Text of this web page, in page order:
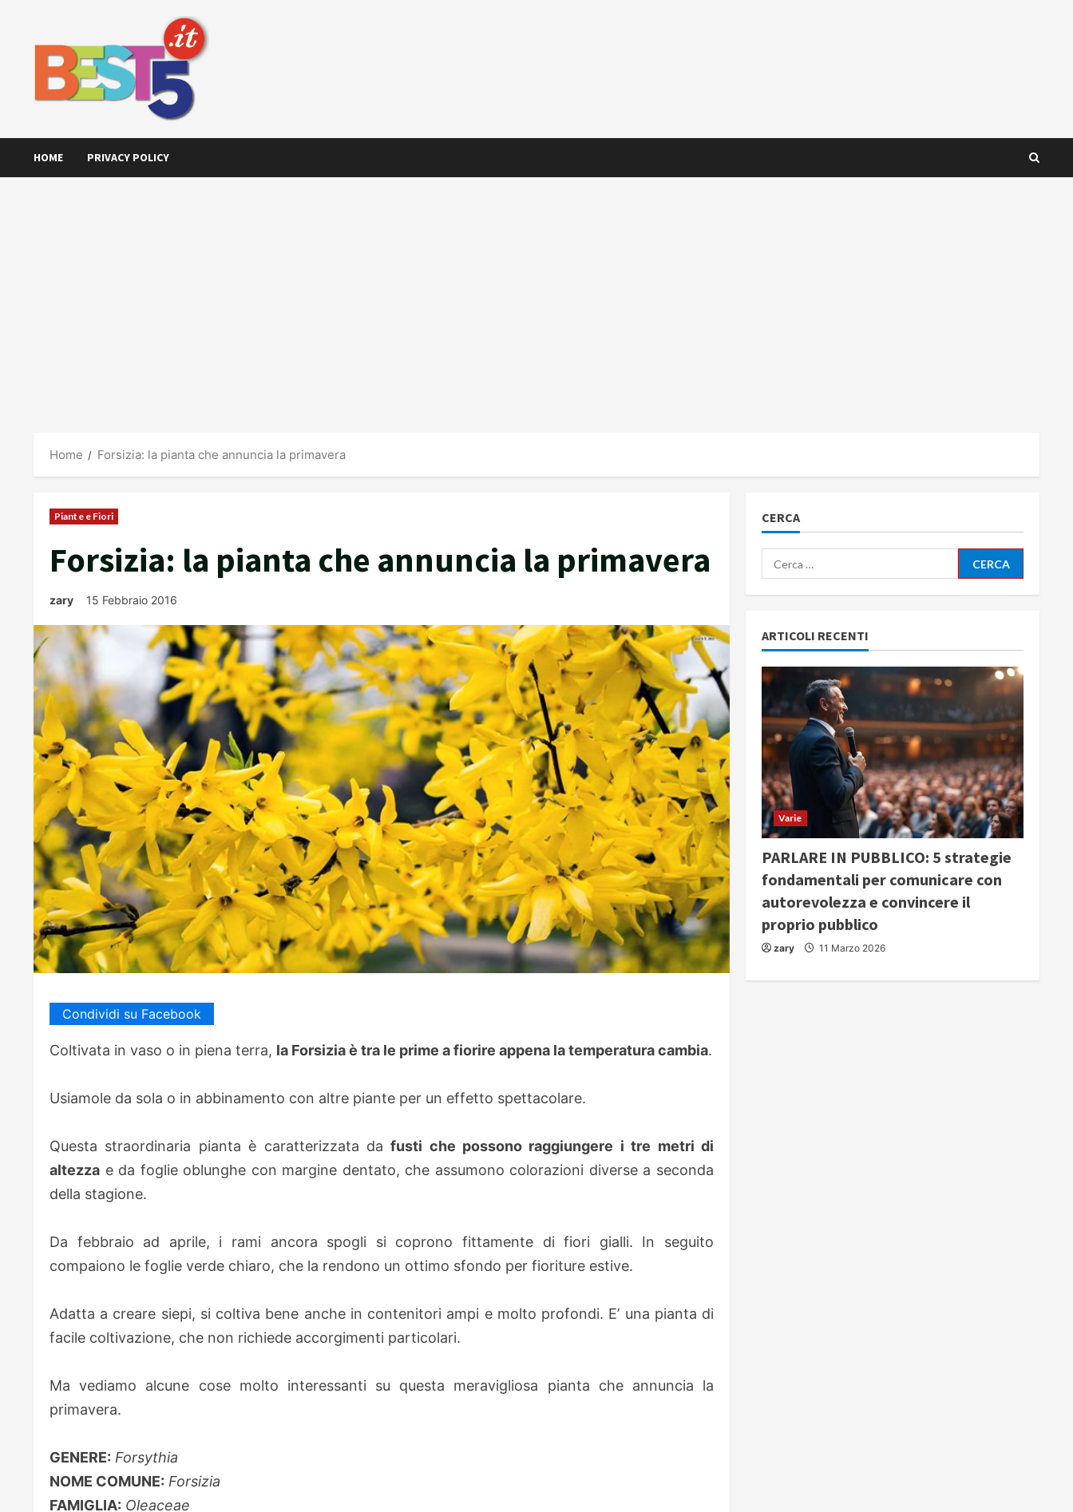
HOME PRIVACY POLICY
Home Forsizia: la pianta che annuncia la primavera
Piante e Fiori
Forsizia: la pianta che annuncia la primavera
zary 15 Febbraio 2016
Condividi su Facebook
Coltivata in vaso o in piena terra, la Forsizia è tra le prime a fiorire appena la temperatura cambia.
Usiamole da sola o in abbinamento con altre piante per un effetto spettacolare.
Questa straordinaria pianta è caratterizzata dafusti che possono raggiungere i tre metri di
altezza e da foglie oblunghe con margine dentato, che assumono colorazioni diverse a seconda
della stagione.
Da febbraio ad aprile, i rami ancora spogli si coprono fittamente di fiori gialli. In seguito
compaiono le foglie verde chiaro, che la rendono un ottimo sfondo per fioriture estive.
Adatta a creare siepi, si coltiva bene anche in contenitori ampi e molto profondi. E’ una pianta di
facile coltivazione, che non richiede accorgimenti particolari.
Ma vediamo alcune cose molto interessanti su questa meravigliosa pianta che annuncia la
primavera.
GENERE: Forsythia
NOME COMUNE: Forsizia
FAMIGLIA: Oleaceae
CERCA
Ricerca
per:
ARTICOLI RECENTI
Varie
PARLARE IN PUBBLICO: 5 strategie
fondamentali per comunicare con
autorevolezza e convincere il
proprio pubblico
zary 11 Marzo 2026